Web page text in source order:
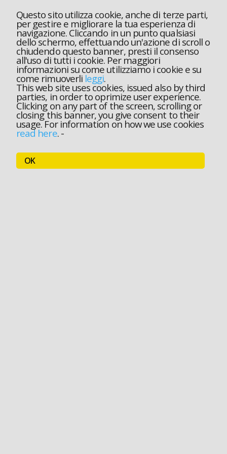
Questo sito utilizza cookie, anche di terze parti,
per gestire e migliorare la tua esperienza di
navigazione. Cliccando in un punto qualsiasi
dello schermo, effettuando un'azione di scroll o
chiudendo questo banner, presti il consenso
all'uso di tutti i cookie. Per maggiori
informazioni su come utilizziamo i cookie e su
come rimuoverli leggi.
This web site uses cookies, issued also by third
parties, in order to oprimize user experience.
Clicking on any part of the screen, scrolling or
closing this banner, you give consent to their
usage. For information on how we use cookies
read here.-
OK